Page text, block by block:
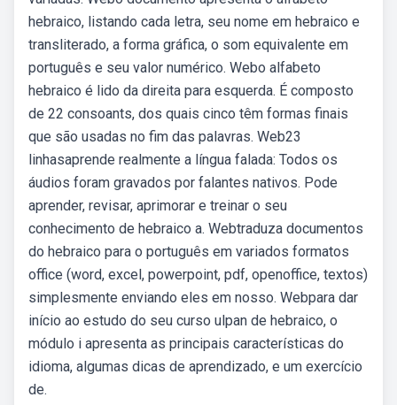
hebraico, listando cada letra, seu nome em hebraico e
transliterado, a forma gráfica, o som equivalente em
português e seu valor numérico. Webo alfabeto
hebraico é lido da direita para esquerda. É composto
de 22 consoants, dos quais cinco têm formas finais
que são usadas no fim das palavras. Web23
linhasaprende realmente a língua falada: Todos os
áudios foram gravados por falantes nativos. Pode
aprender, revisar, aprimorar e treinar o seu
conhecimento de hebraico a. Webtraduza documentos
do hebraico para o português em variados formatos
office (word, excel, powerpoint, pdf, openoffice, textos)
simplesmente enviando eles em nosso. Webpara dar
início ao estudo do seu curso ulpan de hebraico, o
módulo i apresenta as principais características do
idioma, algumas dicas de aprendizado, e um exercício
de.